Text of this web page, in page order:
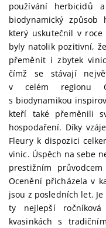
používání herbicidů
biodynamický způsob
který uskutečnil v
byly natolik pozitivní,
přeměnit i zbytek
čímž se stávají
v celém regionu
s biodynamikou
kteří také přeměnili
hospodaření. Díky
Fleury k dispozici
vinic. Úspěch na sebe
prestižním
Ocenění přicházela v
jsou z posledních let.
ty nejlepší
kvasinkách s